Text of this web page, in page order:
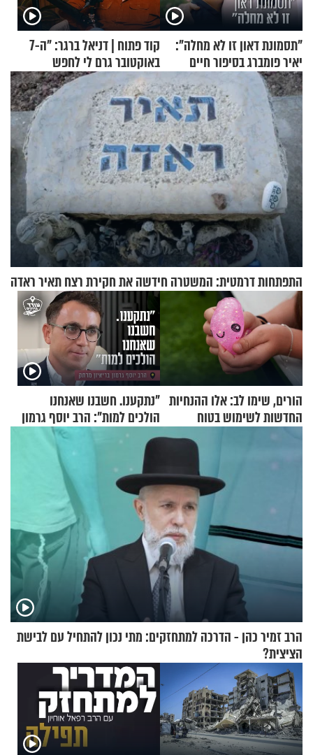
"תסמונת דאון זו לא מחלה":
יאיר פומברג בסיפור חיים
מעורר השראה
קוד פתוח | דניאל ברגר: "ה-7
באוקטובר גרם לי לחפש
תשובות"
התפתחות דרמטית: המשטרה חידשה את חקירת רצח תאיר ראדה
הורים, שימו לב: אלו ההנחיות
החדשות לשימוש בטוח
בסקווישי לאחר מקרי אשפוז
"נתקענו. חשבנו שאנחנו
הולכים למות": הרב יוסף גרמון
בריאיון מרתק
הרב זמיר כהן - הדרכה למתחזקים: מתי נכון להתחיל עם לבישת
הציצית?